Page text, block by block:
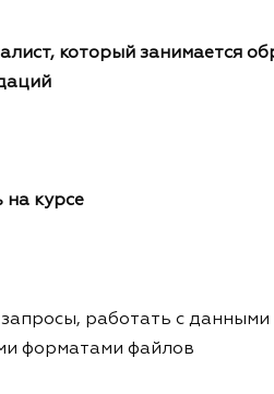
который занимается
на курсе
работать с
форматами файлов